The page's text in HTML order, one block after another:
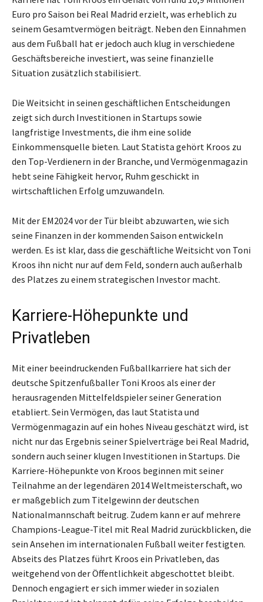
Euro pro Saison bei Real Madrid erzielt, was erheblich zu
seinem Gesamtvermögen beiträgt. Neben den Einnahmen
aus dem Fußball hat er jedoch auch klug in verschiedene
Geschäftsbereiche investiert, was seine finanzielle
Situation zusätzlich stabilisiert.
Die Weitsicht in seinen geschäftlichen Entscheidungen
zeigt sich durch Investitionen in Startups sowie
langfristige Investments, die ihm eine solide
Einkommensquelle bieten. Laut Statista gehört Kroos zu
den Top-Verdienern in der Branche, und Vermögenmagazin
hebt seine Fähigkeit hervor, Ruhm geschickt in
wirtschaftlichen Erfolg umzuwandeln.
Mit der EM2024 vor der Tür bleibt abzuwarten, wie sich
seine Finanzen in der kommenden Saison entwickeln
werden. Es ist klar, dass die geschäftliche Weitsicht von Toni
Kroos ihn nicht nur auf dem Feld, sondern auch außerhalb
des Platzes zu einem strategischen Investor macht.
Karriere-Höhepunkte und
Privatleben
Mit einer beeindruckenden Fußballkarriere hat sich der
deutsche Spitzenfußballer Toni Kroos als einer der
herausragenden Mittelfeldspieler seiner Generation
etabliert. Sein Vermögen, das laut Statista und
Vermögenmagazin auf ein hohes Niveau geschätzt wird, ist
nicht nur das Ergebnis seiner Spielverträge bei Real Madrid,
sondern auch seiner klugen Investitionen in Startups. Die
Karriere-Höhepunkte von Kroos beginnen mit seiner
Teilnahme an der legendären 2014 Weltmeisterschaft, wo
er maßgeblich zum Titelgewinn der deutschen
Nationalmannschaft beitrug. Zudem kann er auf mehrere
Champions-League-Titel mit Real Madrid zurückblicken, die
sein Ansehen im internationalen Fußball weiter festigten.
Abseits des Platzes führt Kroos ein Privatleben, das
weitgehend von der Öffentlichkeit abgeschottet bleibt.
Dennoch engagiert er sich immer wieder in sozialen